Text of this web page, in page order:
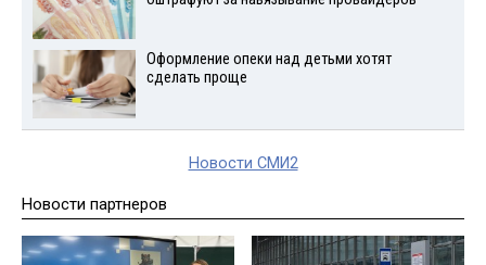
Оформление опеки над детьми хотят
сделать проще
Новости СМИ2
Новости партнеров